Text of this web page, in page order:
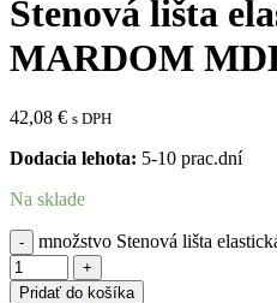
Stenová lišta
MARDOM
42,08 € s DPH
Dodacia lehota: 5-10 prac.dní
Na sklade
množstvo Stenová lišta
Pridať do košíka